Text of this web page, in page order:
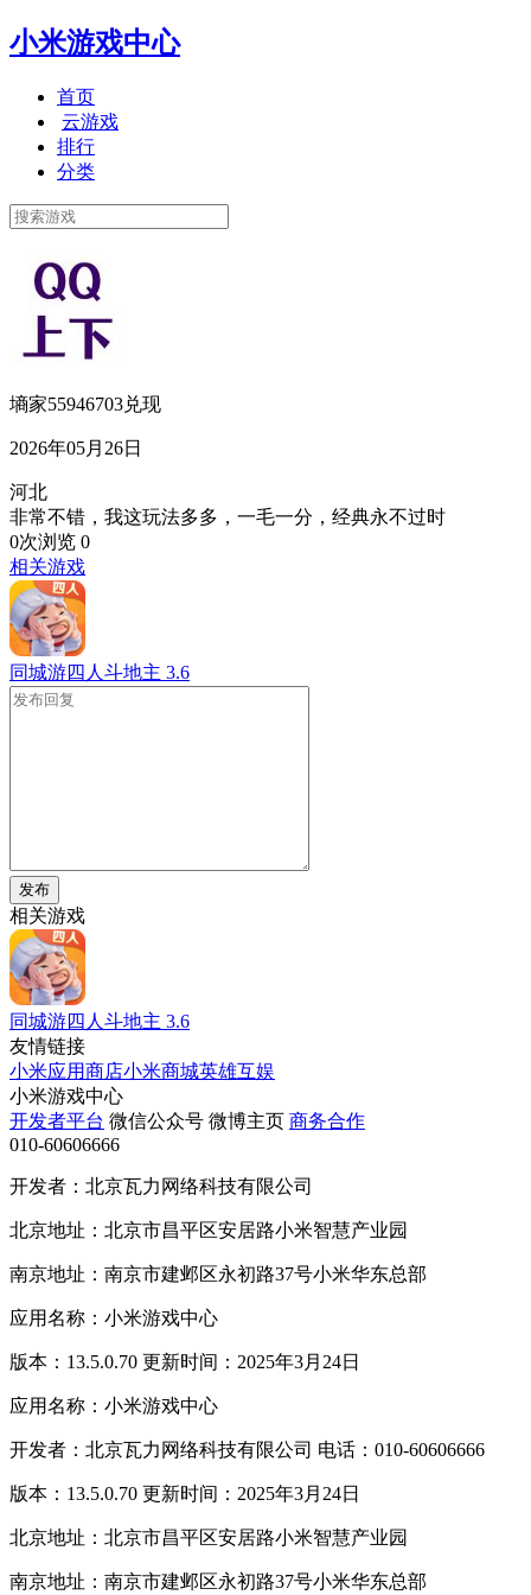
小米游戏中心
首页
云游戏
排行
分类
墒家55946703兑现
2026年05月26日
河北
非常不错，我这玩法多多，一毛一分，经典永不过时
0次浏览 0
相关游戏
同城游四人斗地主 3.6
发布
相关游戏
同城游四人斗地主 3.6
友情链接
小米应用商店小米商城英雄互娱
小米游戏中心
开发者平台 微信公众号 微博主页 商务合作
010-60606666
开发者：北京瓦力网络科技有限公司
北京地址：北京市昌平区安居路小米智慧产业园
南京地址：南京市建邺区永初路37号小米华东总部
应用名称：小米游戏中心
版本：13.5.0.70 更新时间：2025年3月24日
应用名称：小米游戏中心
开发者：北京瓦力网络科技有限公司 电话：010-60606666
版本：13.5.0.70 更新时间：2025年3月24日
北京地址：北京市昌平区安居路小米智慧产业园
南京地址：南京市建邺区永初路37号小米华东总部